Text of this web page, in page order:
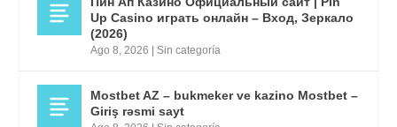
Up Casino играть онлайн – Вход, Зеркало
(2026)
Ago 8, 2026 |Sin categoría
Mostbet AZ – bukmeker ve kazino Mostbet –
Giriş rəsmi sayt